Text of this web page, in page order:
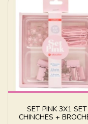
SET PINK 3X1 SET
CHINCHES +